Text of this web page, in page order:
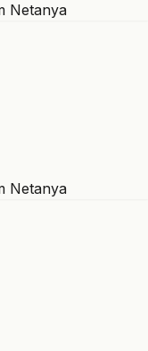
Netanya
Netanya